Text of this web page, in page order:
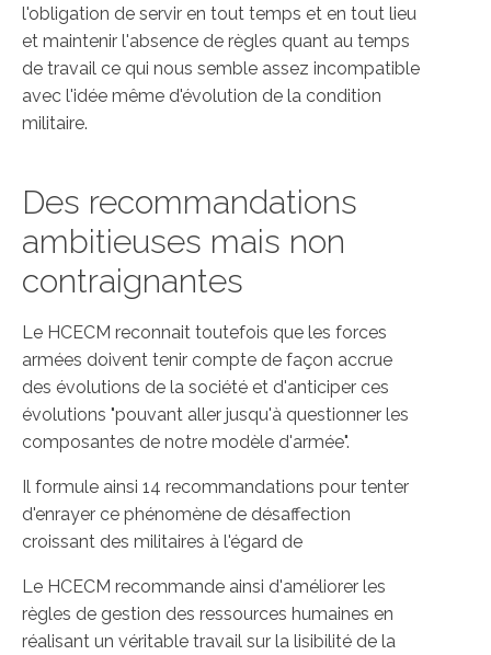
l'obligation de servir en tout temps et en tout lieu
et maintenir l'absence de règles quant au temps
de travail ce qui nous semble assez incompatible
avec l'idée même d'évolution de la condition
militaire.
Des recommandations
ambitieuses mais non
contraignantes
Le HCECM reconnait toutefois que les forces
armées doivent tenir compte de façon accrue
des évolutions de la société et d'anticiper ces
évolutions "pouvant aller jusqu'à questionner les
composantes de notre modèle d'armée".
Il formule ainsi 14 recommandations pour tenter
d'enrayer ce phénomène de désaffection
croissant des militaires à l'égard de
Le HCECM recommande ainsi d'améliorer les
règles de gestion des ressources humaines en
réalisant un véritable travail sur la lisibilité de la